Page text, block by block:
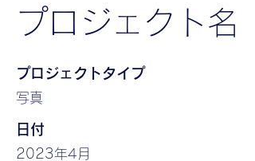
プロジェクト名
プロジェクトタイプ
写真
日付
2023年4月